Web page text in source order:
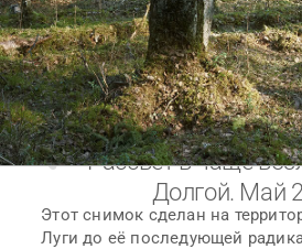
Рассвет в чаще
Долгой. Май
Этот снимок сделан на
Луги до её последующей